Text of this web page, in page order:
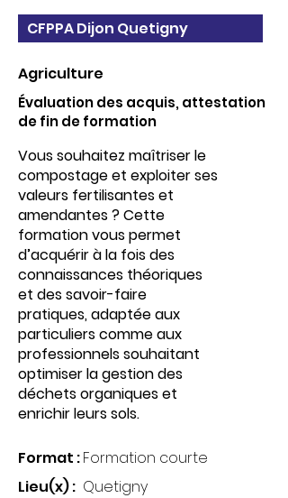
CFPPA Dijon Quetigny
Agriculture
Évaluation des acquis, attestation
de fin de formation
Vous souhaitez maîtriser le
compostage et exploiter ses
valeurs fertilisantes et
amendantes ? Cette
formation vous permet
d’acquérir à la fois des
connaissances théoriques
et des savoir-faire
pratiques, adaptée aux
particuliers comme aux
professionnels souhaitant
optimiser la gestion des
déchets organiques et
enrichir leurs sols.
Format :Formation courte
Lieu(x) : Quetigny